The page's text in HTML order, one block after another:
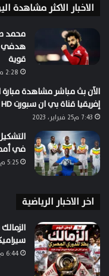
الاخبار الاكثر مشاهدة
محمد
هدفي
قوية
2:28 م25 أبريل، 2023
الآن بث مباشر مشاهدة
إفريقيا قناة بي ان سبورت BeIN Sports 4 HD بدون تقطيع
7:43 م25 فبراير، 2023
في أمم
5:25 م23 ديسمبر، 2025
اخر الاخبار الرياضية
6:44 م21 مايو، 2026